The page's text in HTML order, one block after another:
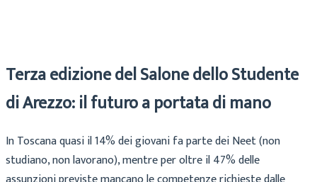
Terza edizione del Salone dello Studente
di Arezzo:il futuro a portata di mano
In Toscana quasi il 14% dei giovani fa parte dei Neet (non
studiano, non lavorano), mentre per oltre il 47% delle